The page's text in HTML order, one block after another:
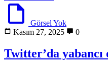
Görsel Yok
Kasım 27, 2025
0
Twitter’da